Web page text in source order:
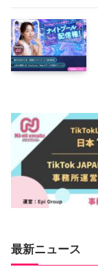
最新ニュース